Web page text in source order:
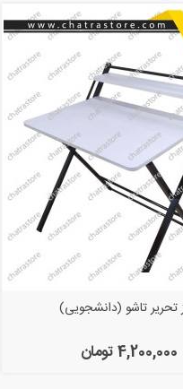
تحریر تاشو (دانشجویی)
4,200,000 تومان